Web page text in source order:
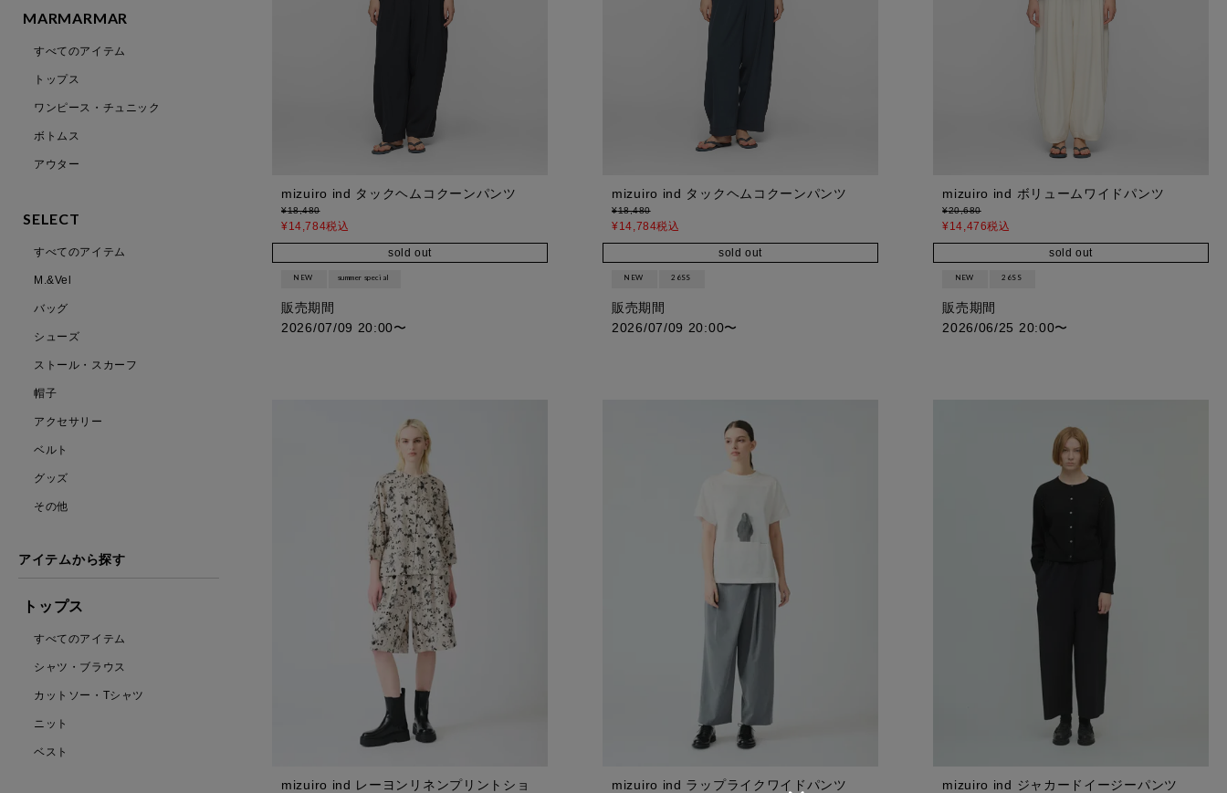
MARMARMAR
すべてのアイテム
トップス
ワンピース・チュニック
ボトムス
アウター
SELECT
すべてのアイテム
M.&Vel
バッグ
シューズ
ストール・スカーフ
帽子
アクセサリー
ベルト
グッズ
その他
アイテムから探す
トップス
すべてのアイテム
シャツ・ブラウス
カットソー・Tシャツ
ニット
ベスト
mizuiro ind タックヘムコクーンパンツ
¥18,480
¥14,784税込
sold out
NEW summer special
販売期間
2026/07/09 20:00〜
mizuiro ind タックヘムコクーンパンツ
¥18,480
¥14,784税込
sold out
NEW 26SS
販売期間
2026/07/09 20:00〜
mizuiro ind ボリュームワイドパンツ
¥20,680
¥14,476税込
sold out
NEW 26SS
販売期間
2026/06/25 20:00〜
mizuiro ind レーヨンリネンプリントショ
mizuiro ind ラップライクワイドパンツ mizuiro ind ジャカードイージーパンツ